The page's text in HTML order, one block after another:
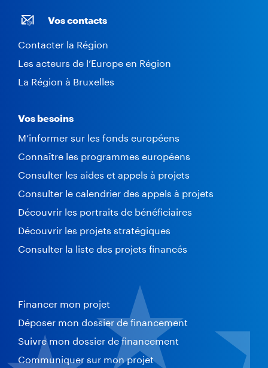
Vos contacts
Contacter la Région
Les acteurs de l’Europe en Région
La Région à Bruxelles
Vos besoins
M’informer sur les fonds européens
Connaître les programmes européens
Consulter les aides et appels à projets
Consulter le calendrier des appels à projets
Découvrir les portraits de bénéficiaires
Découvrir les projets stratégiques
Consulter la liste des projets financés
Financer mon projet
Déposer mon dossier de financement
Suivre mon dossier de financement
Communiquer sur mon projet